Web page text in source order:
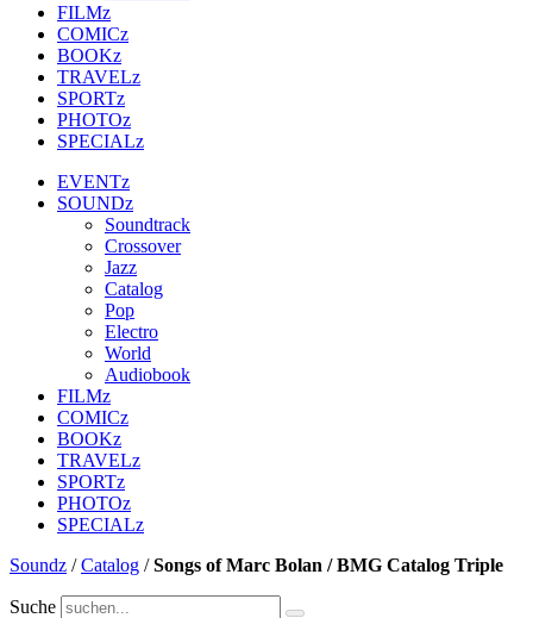
FILMz
COMICz
BOOKz
TRAVELz
SPORTz
PHOTOz
SPECIALz
EVENTz
SOUNDz
Soundtrack
Crossover
Jazz
Catalog
Pop
Electro
World
Audiobook
FILMz
COMICz
BOOKz
TRAVELz
SPORTz
PHOTOz
SPECIALz
Soundz /Catalog /Songs of Marc Bolan / BMG Catalog Triple
Suche